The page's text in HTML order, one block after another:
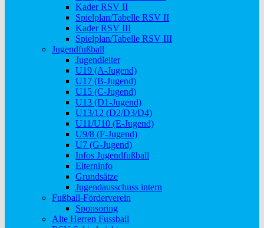
Kader RSV II
Spielplan/Tabelle RSV II
Kader RSV III
Spielplan/Tabelle RSV III
Jugendfußball
Jugendleiter
U19 (A-Jugend)
U17 (B-Jugend)
U15 (C-Jugend)
U13 (D1-Jugend)
U13/12 (D2/D3/D4)
U11/U10 (E-Jugend)
U9/8 (F-Jugend)
U7 (G-Jugend)
Infos Jugendfußball
Elterninfo
Grundsätze
Jugendausschuss intern
Fußball-Förderverein
Sponsoring
Alte Herren Fussball